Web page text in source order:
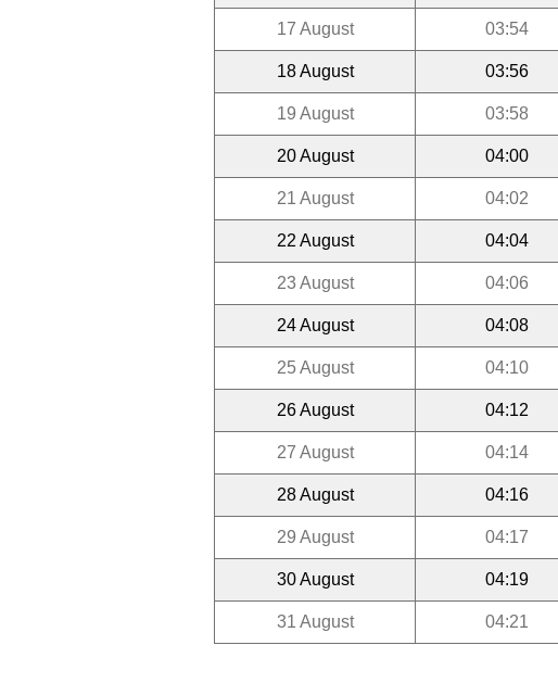
17 August 03:54
18 August 03:56
19 August 03:58
20 August 04:00
21 August 04:02
22 August 04:04
23 August 04:06
24 August 04:08
25 August 04:10
26 August 04:12
27 August 04:14
28 August 04:16
29 August 04:17
30 August 04:19
31 August 04:21